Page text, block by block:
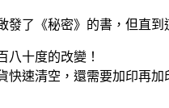
了《秘密》的書，但直
八十度的改變！
快速清空，還需要加印再